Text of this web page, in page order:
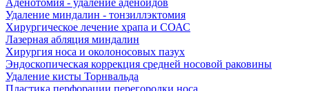
Аденотомия - удаление аденоидов
Удаление миндалин - тонзиллэктомия
Хирургическое лечение храпа и СОАС
Лазерная абляция миндалин
Хирургия носа и околоносовых пазух
Эндоскопическая коррекция средней носовой раковины
Удаление кисты Торнвальда
Пластика перфорации перегородки носа